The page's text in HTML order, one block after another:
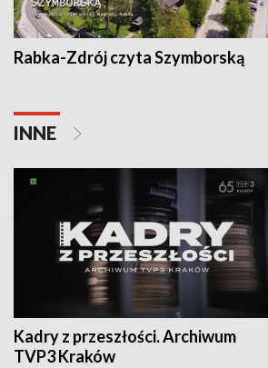
Rabka-Zdrój czyta Szymborską
INNE
Kadry z przeszłości. Archiwum
TVP3 Kraków